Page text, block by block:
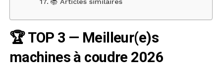
📚 Articles similaires
🏆 TOP 3 — Meilleur(e)s
machines à coudre 2026